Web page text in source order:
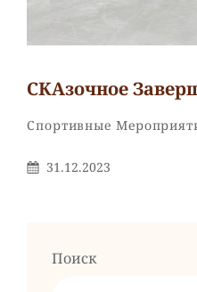
СКАзочное
Рубрики
Спортивные
Опубликовано
31.12.2023
Поиск